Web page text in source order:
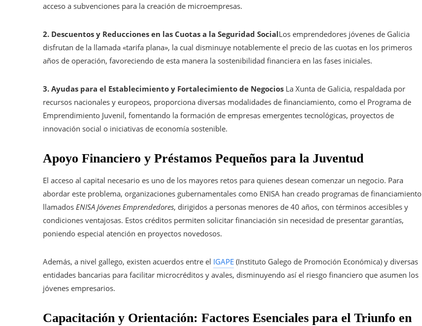
acceso a subvenciones para la creación de microempresas.
2. Descuentos y Reducciones en las Cuotas a la Seguridad SocialLos emprendedores jóvenes de Galicia
disfrutan de la llamada «tarifa plana», la cual disminuye notablemente el precio de las cuotas en los primeros
años de operación, favoreciendo de esta manera la sostenibilidad financiera en las fases iniciales.
3. Ayudas para el Establecimiento y Fortalecimiento de Negocios La Xunta de Galicia, respaldada por
recursos nacionales y europeos, proporciona diversas modalidades de financiamiento, como el Programa de
Emprendimiento Juvenil, fomentando la formación de empresas emergentes tecnológicas, proyectos de
innovación social o iniciativas de economía sostenible.
Apoyo Financiero y Préstamos Pequeños para la Juventud
El acceso al capital necesario es uno de los mayores retos para quienes desean comenzar un negocio. Para
abordar este problema, organizaciones gubernamentales como ENISA han creado programas de financiamiento
llamados ENISA Jóvenes Emprendedores, dirigidos a personas menores de 40 años, con términos accesibles y
condiciones ventajosas. Estos créditos permiten solicitar financiación sin necesidad de presentar garantías,
poniendo especial atención en proyectos novedosos.
Además, a nivel gallego, existen acuerdos entre el IGAPE (Instituto Galego de Promoción Económica) y diversas
entidades bancarias para facilitar microcréditos y avales, disminuyendo así el riesgo financiero que asumen los
jóvenes empresarios.
Capacitación y Orientación: Factores Esenciales para el Triunfo en